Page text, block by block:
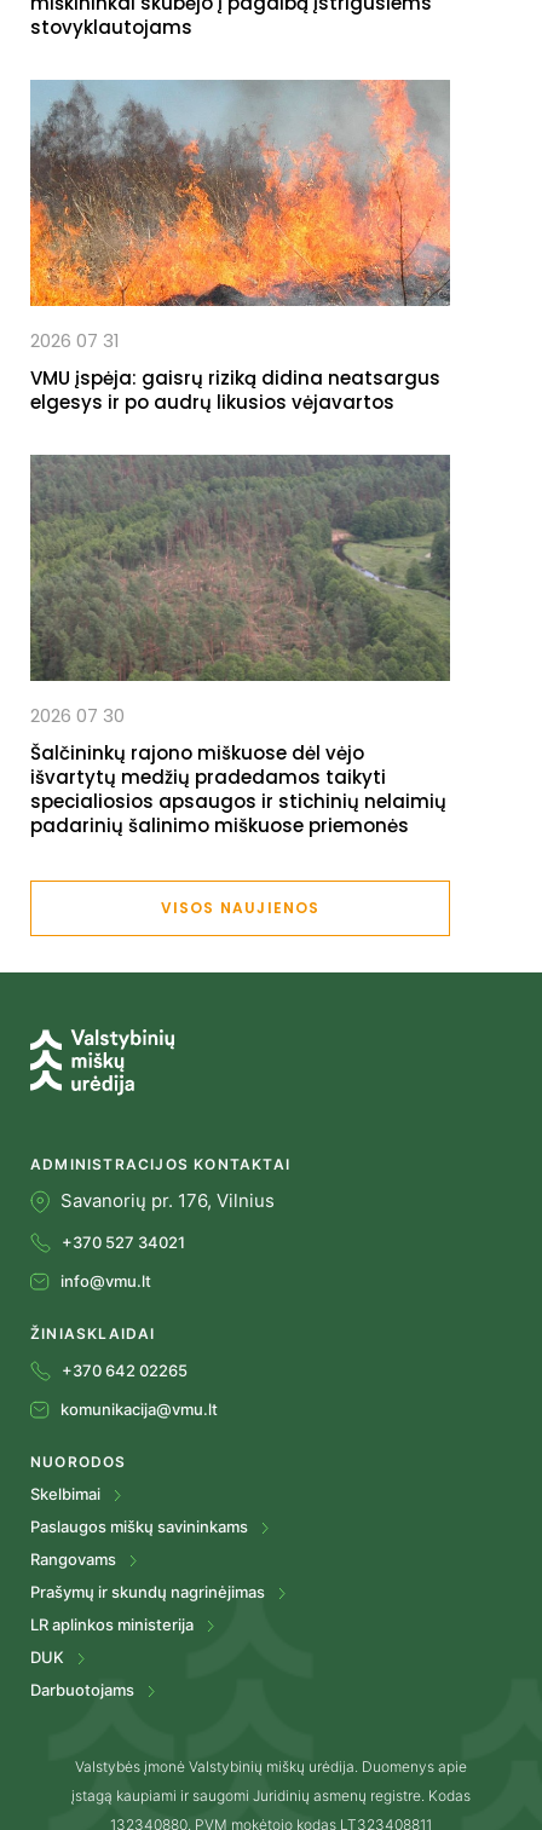
stovyklautojams
2026 07 31
VMU įspėja: gaisrų riziką didina neatsargus
elgesys ir po audrų likusios vėjavartos
2026 07 30
Šalčininkų rajono miškuose dėl vėjo
išvartytų medžių pradedamos taikyti
specialiosios apsaugos ir stichinių nelaimių
padarinių šalinimo miškuose priemonės
VISOS NAUJIENOS
ADMINISTRACIJOS KONTAKTAI
Savanorių pr. 176, Vilnius
+370 527 34021
info@vmu.lt
ŽINIASKLAIDAI
+370 642 02265
komunikacija@vmu.lt
NUORODOS
Skelbimai
Paslaugos miškų savininkams
Rangovams
Prašymų ir skundų nagrinėjimas
LR aplinkos ministerija
DUK
Darbuotojams
Valstybės įmonė Valstybinių miškų urėdija. Duomenys apie
įstagą kaupiami ir saugomi Juridinių asmenų registre. Kodas
132340880. PVM mokėtojo kodas LT323408811